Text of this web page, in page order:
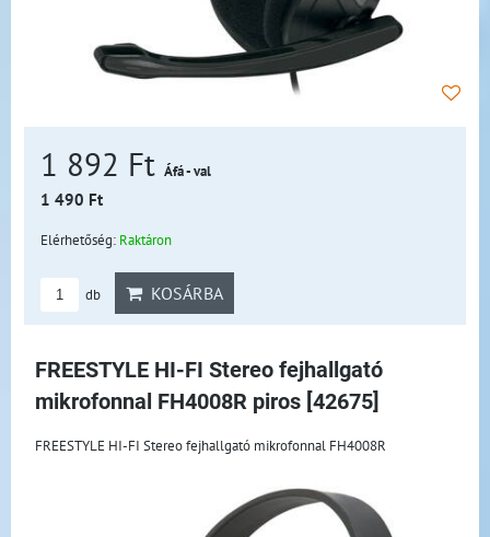
1 892 Ft Áfá - val
1 490 Ft
Elérhetőség: Raktáron
db KOSÁRBA
FREESTYLE HI-FI Stereo fejhallgató
mikrofonnal FH4008R piros [42675]
FREESTYLE HI-FI Stereo fejhallgató mikrofonnal FH4008R